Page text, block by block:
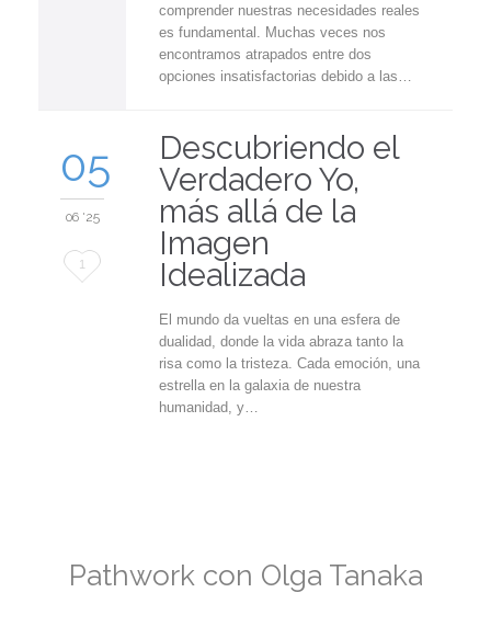
comprender nuestras necesidades reales
es fundamental. Muchas veces nos
encontramos atrapados entre dos
opciones insatisfactorias debido a las…
05
06 '25
Love
1
Descubriendo el
Verdadero Yo,
más allá de la
Imagen
Idealizada
El mundo da vueltas en una esfera de
dualidad, donde la vida abraza tanto la
risa como la tristeza. Cada emoción, una
estrella en la galaxia de nuestra
humanidad, y…
Pathwork con Olga Tanaka